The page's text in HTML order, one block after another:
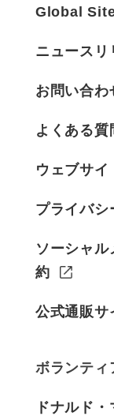
Global
ニュースリ
お問い合わ
よくある質
ウェブサ
プライバシ
ソーシャ
約
公式通販サ
ボランティ
ドナルド